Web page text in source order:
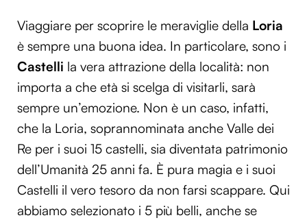
Viaggiare per scoprire le meraviglie della Loria
è sempre una buona idea. In particolare, sono i
Castelli la vera attrazione della località: non
importa a che età si scelga di visitarli, sarà
sempre un’emozione. Non è un caso, infatti,
che la Loria, soprannominata anche Valle dei
Re per i suoi 15 castelli, sia diventata patrimonio
dell’Umanità 25 anni fa. È pura magia e i suoi
Castelli il vero tesoro da non farsi scappare. Qui
abbiamo selezionato i 5 più belli, anche se